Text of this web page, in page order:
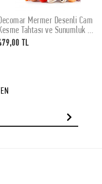
SEPETE EKLE
Mermer Desenli Cam
Tahtası ve Sunumluk 25
35 cmTL